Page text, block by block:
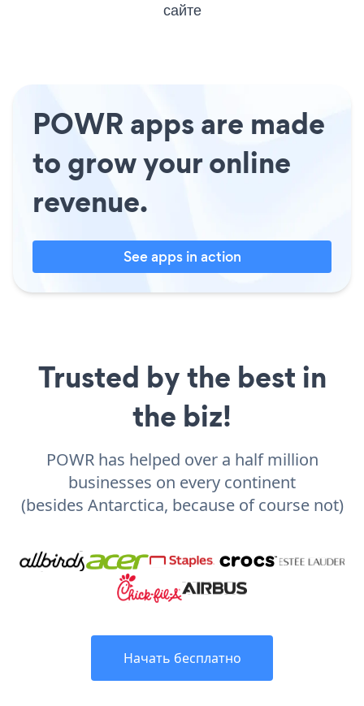
сайте
POWR apps are made
to grow your online
revenue.
See apps in action
Trusted by the best in
the biz!
POWR has helped over a half million
businesses on every continent
(besides Antarctica, because of course not)
Начать бесплатно